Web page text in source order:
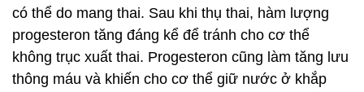
có thể do mang thai. Sau khi thụ thai, hàm lượng
progesteron tăng đáng kể để tránh cho cơ thể
không trục xuất thai. Progesteron cũng làm tăng lưu
thông máu và khiến cho cơ thể giữ nước ở khắp